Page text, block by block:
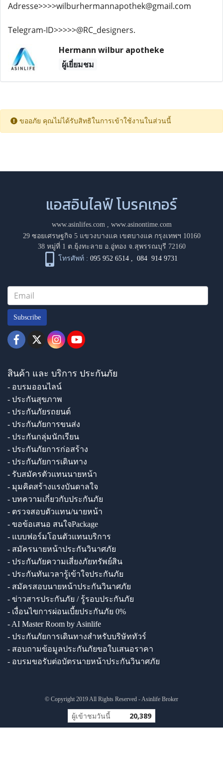
Adresse>>>>wilburhermannapothek@gmail.com
Telegram-ID>>>>>@RC_designers.
Hermann wilbur apotheke
ผู้เยี่ยมชม
ขออภัย คุณไม่ได้รับสิทธิในการเข้าใช้งานในส่วนนี้
แอสอินไลฟ์ โบรคเกอร์
www.asinlifes.com, www.asinontime.com
29 ซอยเศรษฐกิจ 5 แขวงบางแค เขตบางแค กรุงเทพฯ 10160
38 หมู่ที่ 1 ต.ยุ้งทะลาย อ.อู่ทอง จ.สุพรรณบุรี 72160
โทรศัพท์ : 095 952 6514 ,084 914 9731
Subscribe
สินค้า และ บริการ ประกันภัย
- อบรมออนไลน์
- ประกันสุขภาพ
- ประกันภัยรถยนต์
- ประกันภัยการขนส่ง
- ประกันกลุ่มนักเรียน
- ประกันภัยการก่อสร้าง
- ประกันภัยการเดินทาง
- รับสมัครตัวแทนนายหน้า
- มุมคิดสร้างแรงบันดาลใจ
- บทความเกี่ยวกับประกันภัย
- ตรวจสอบตัวแทน/นายหน้า
- ขอข้อเสนอ สนใจPackage
- แบบฟอร์มโอนตัวแทนบริการ
- สมัครนายหน้าประกันวินาศภัย
- ประกันภัยความเสี่ยงภัยทรัพย์สิน
- ประกันทันเวลารู้เข้าใจประกันภัย
- สมัครสอบนายหน้าประกันวินาศภัย
- ข่าวสารประกันภัย / รู้รอบประกันภัย
- เงื่อนไขการผ่อนเบี้ยประกันภัย 0%
- AI Master Room by Asinlife
- ประกันภัยการเดินทางสำหรับบริษัททัวร์
- สอบถามข้อมูลประกันภัยขอใบเสนอราคา
- อบรมขอรับต่อบัตรนายหน้าประกันวินาศภัย
© Copyright 2019 All Rights Reserved - Asinlife Broker
ผู้เข้าชมวันนี้ 20,389